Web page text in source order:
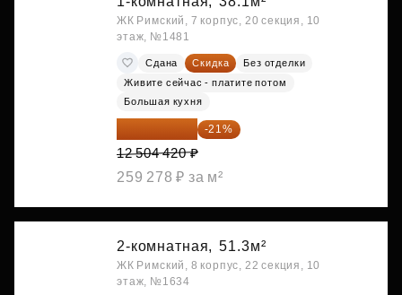
ЖК Римский, 7 корпус, 20 секция, 10
этаж, №1481
Сдана Скидка
Без отделки
Живите сейчас - платите потом
Большая кухня
-21%
12 504 420 ₽
259 278 ₽ за м²
2-комнатная, 51.3м²
ЖК Римский, 8 корпус, 22 секция, 10
этаж, №1634